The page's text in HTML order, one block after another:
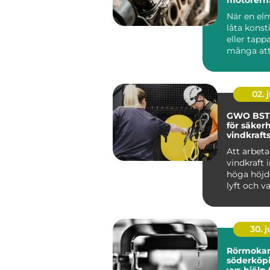
När en
låta
eller
många
02.
GWO
för
Att
vindkraft
höga
lyft och
30.
söderköping